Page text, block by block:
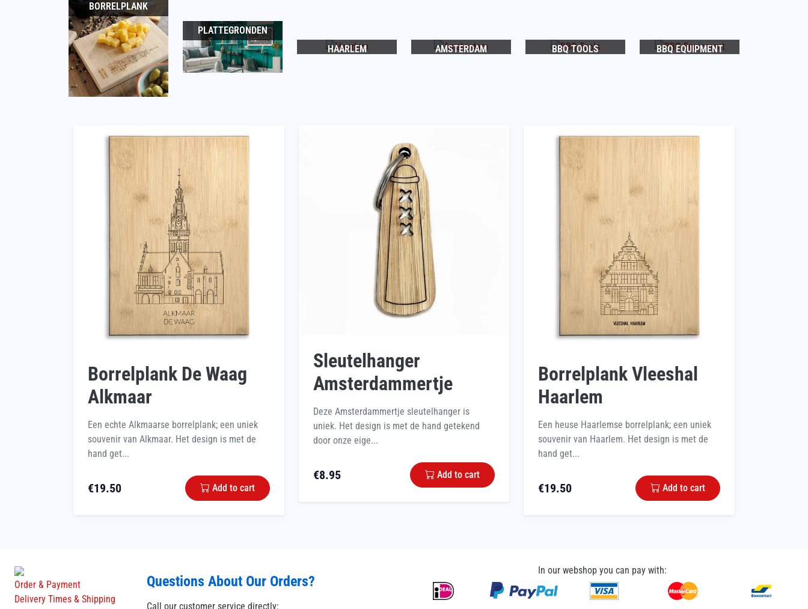
BORRELPLANK
PLATTEGRONDEN
HAARLEM
AMSTERDAM BBQ TOOLS BBQ EQUIPMENT
Borrelplank De Waag
Alkmaar
Een echte Alkmaarse borrelplank; een uniek
souvenir van Alkmaar. Het design is met de
hand get...
€19.50 Add to cart
Sleutelhanger
Amsterdammertje
Deze Amsterdammertje sleutelhanger is
uniek. Het design is met de hand getekend
door onze eige...
€8.95 Add to cart
Borrelplank Vleeshal
Haarlem
Een heuse Haarlemse borrelplank; een uniek
souvenir van Haarlem. Het design is met de
hand get...
€19.50 Add to cart
Order & Payment
Delivery Times & Shipping
Questions About Our Orders?
Call our customer service directly:
In our webshop you can pay with: